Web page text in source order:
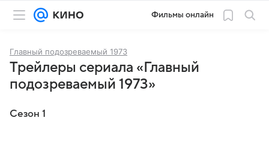
Фильмы онлайн
Главный подозреваемый 1973
Трейлеры сериала «Главный
подозреваемый 1973»
Сезон 1